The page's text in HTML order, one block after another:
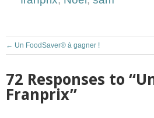
← Un FoodSaver® à gagner !
72 Responses to
Franprix”